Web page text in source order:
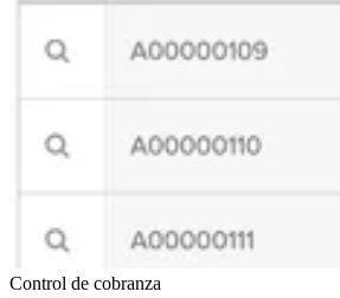
Control de cobranza